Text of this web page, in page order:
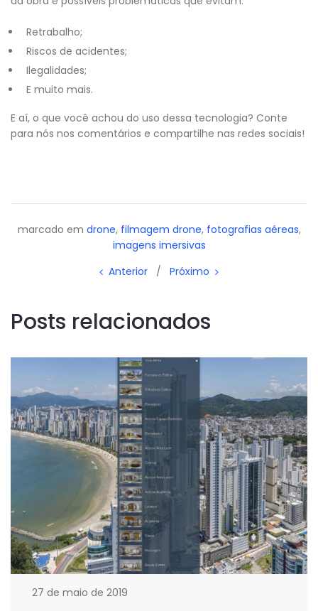
Retrabalho;
Riscos de acidentes;
Ilegalidades;
E muito mais.
E aí, o que você achou do uso dessa tecnologia? Conte
para nós nos comentários e compartilhe nas redes sociais!
marcado em drone, filmagem drone, fotografias aéreas,
imagens imersivas
Anterior
/ Próximo
Posts relacionados
27 de maio de 2019